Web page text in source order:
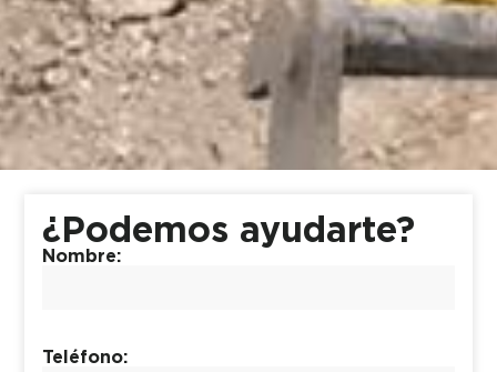
¿Podemos ayudarte?
Nombre:
Teléfono: